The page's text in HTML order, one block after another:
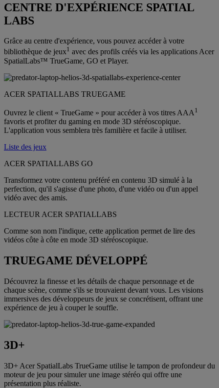
CENTRE D'EXPÉRIENCE SPATIAL
LABS
Grâce au centre d'expérience, vous pouvez accéder à votre
bibliothèque de jeux1 avec des profils créés via les applications Acer
SpatialLabs™ TrueGame, GO et Player.
ACER SPATIALLABS TRUEGAME
Ouvrez le client « TrueGame » pour accéder à vos titres AAA 1
favoris et profiter du gaming en mode 3D stéréoscopique.
L'application vous semblera très familière et facile à utiliser.
Liste des jeux
ACER SPATIALLABS GO
Transformez votre contenu préféré en contenu 3D simulé à la
perfection, qu'il s'agisse d'une photo, d'une vidéo ou d'un appel
vidéo avec des amis.
LECTEUR ACER SPATIALLABS
Comme son nom l'indique, cette application permet de lire des
vidéos côte à côte en mode 3D stéréoscopique.
TRUEGAME DÉVELOPPÉ
Découvrez la finesse et les détails de chaque personnage et de
chaque scène, comme s'ils se trouvaient devant vous. Les visions
immersives des développeurs de jeux se concrétisent, offrant une
expérience de jeu à couper le souffle.
3D+
3D+ Acer SpatialLabs TrueGame utilise le tampon de profondeur du
moteur de jeu pour simuler une image stéréo qui offre une
présentation plus réaliste.